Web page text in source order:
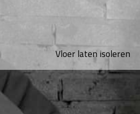
Vloer laten isoleren